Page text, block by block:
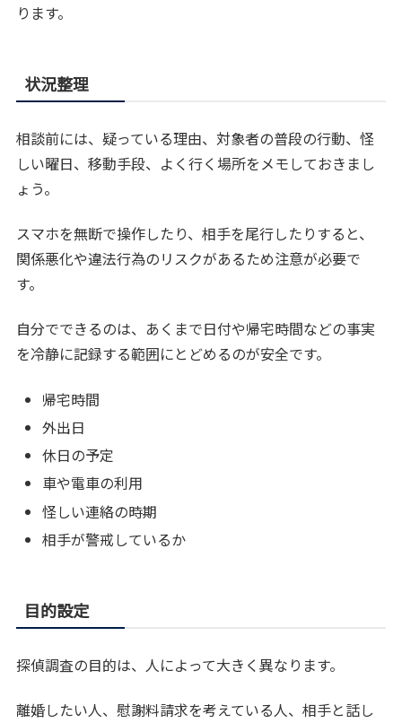
ります。
状況整理
相談前には、疑っている理由、対象者の普段の行動、怪
しい曜日、移動手段、よく行く場所をメモしておきまし
ょう。
スマホを無断で操作したり、相手を尾行したりすると、
関係悪化や違法行為のリスクがあるため注意が必要で
す。
自分でできるのは、あくまで日付や帰宅時間などの事実
を冷静に記録する範囲にとどめるのが安全です。
帰宅時間
外出日
休日の予定
車や電車の利用
怪しい連絡の時期
相手が警戒しているか
目的設定
探偵調査の目的は、人によって大きく異なります。
離婚したい人、慰謝料請求を考えている人、相手と話し